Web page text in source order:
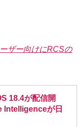
ザー向けにRCSの
18.4が配信開
Intelligenceが日